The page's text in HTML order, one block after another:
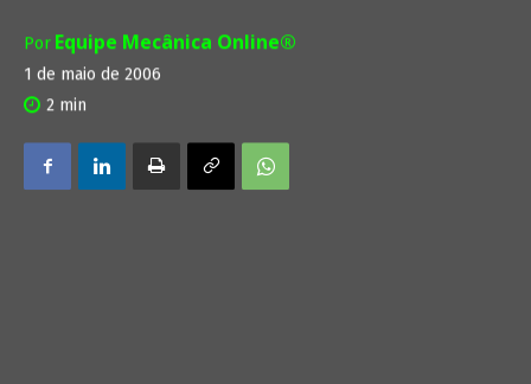
Por Equipe Mecânica Online®
1 de maio de 2006
2 min